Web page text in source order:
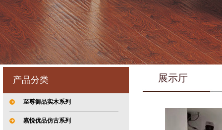
产品分类
至尊御品实木系列
嘉悦优品仿古系列
展示厅